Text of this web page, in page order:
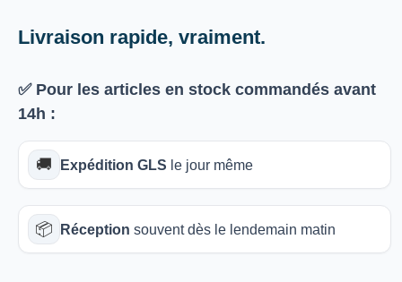
Livraison rapide, vraiment.
✅ Pour les articles en stock commandés avant
14h :
🚚 Expédition GLS le jour même
📦 Réception souvent dès le lendemain matin